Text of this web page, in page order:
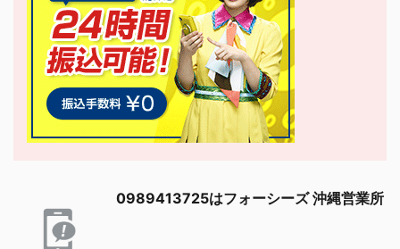
0989413725はフォーシーズ 沖縄営業所